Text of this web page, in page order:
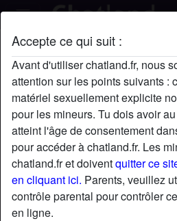
Accepte ce qui suit :
Avant d'utiliser chatland.fr, nous
attention sur les points suivants :
matériel sexuellement explicite
pour les mineurs. Tu dois avoir
atteint l'âge de consentement
pour accéder à chatland.fr. Les
chatland.fr et doiventquitter ce
en cliquant ici. Parents, veuillez
contrôle parental pour contrôler
en ligne.
LovelyClaire's profil